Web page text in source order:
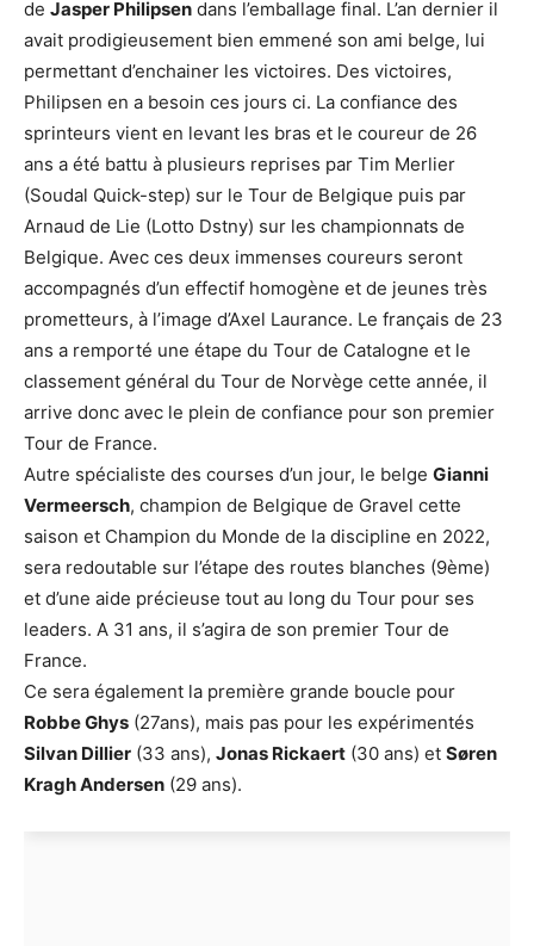
de Jasper Philipsen dans l’emballage final. L’an dernier il
avait prodigieusement bien emmené son ami belge, lui
permettant d’enchainer les victoires. Des victoires,
Philipsen en a besoin ces jours ci. La confiance des
sprinteurs vient en levant les bras et le coureur de 26
ans a été battu à plusieurs reprises par Tim Merlier
(Soudal Quick-step) sur le Tour de Belgique puis par
Arnaud de Lie (Lotto Dstny) sur les championnats de
Belgique. Avec ces deux immenses coureurs seront
accompagnés d’un effectif homogène et de jeunes très
prometteurs, à l’image d’Axel Laurance. Le français de 23
ans a remporté une étape du Tour de Catalogne et le
classement général du Tour de Norvège cette année, il
arrive donc avec le plein de confiance pour son premier
Tour de France.
Autre spécialiste des courses d’un jour, le belge Gianni
Vermeersch, champion de Belgique de Gravel cette
saison et Champion du Monde de la discipline en 2022,
sera redoutable sur l’étape des routes blanches (9ème)
et d’une aide précieuse tout au long du Tour pour ses
leaders. A 31 ans, il s’agira de son premier Tour de
France.
Ce sera également la première grande boucle pour
Robbe Ghys (27ans), mais pas pour les expérimentés
Silvan Dillier (33 ans), Jonas Rickaert (30 ans) et Søren
Kragh Andersen (29 ans).